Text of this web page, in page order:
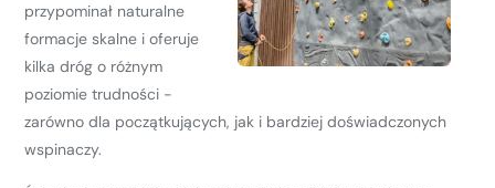
przypominał naturalne
formacje skalne i oferuje
kilka dróg o różnym
poziomie trudności -
zarówno dla początkujących, jak i bardziej doświadczonych
wspinaczy.